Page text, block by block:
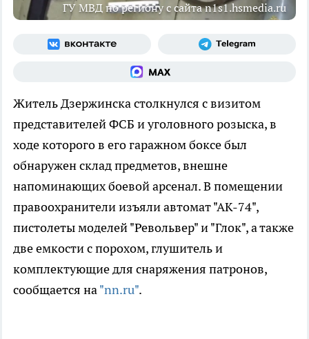
ГУ МВД по региону с сайта n1s1.hsmedia.ru
Житель Дзержинска столкнулся с визитом
представителей ФСБ и уголовного розыска, в
ходе которого в его гаражном боксе был
обнаружен склад предметов, внешне
напоминающих боевой арсенал. В помещении
правоохранители изъяли автомат "АК-74",
пистолеты моделей "Револьвер" и "Глок", а также
две емкости с порохом, глушитель и
комплектующие для снаряжения патронов,
сообщается на"nn.ru".